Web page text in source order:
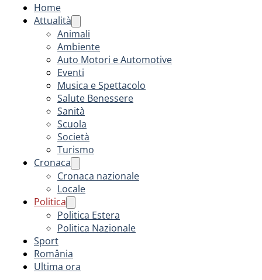
Home
Attualità
Animali
Ambiente
Auto Motori e Automotive
Eventi
Musica e Spettacolo
Salute Benessere
Sanità
Scuola
Società
Turismo
Cronaca
Cronaca nazionale
Locale
Politica
Politica Estera
Politica Nazionale
Sport
România
Ultima ora